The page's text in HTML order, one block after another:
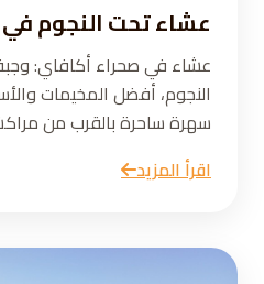
عشاء تحت النجوم
عشاء في صحراء أكافاي:
النجوم، أفضل المخيمات
سهرة ساحرة بالقرب من
اقرأ المزيد